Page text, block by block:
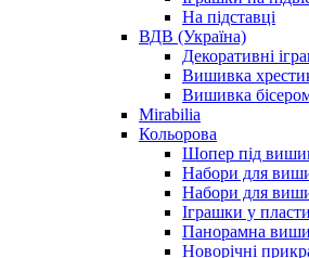
На підставці
ВДВ (Україна)
Декоративні
Вишивка
Вишивка
Mirabilia
Кольорова
Шопер під
Набори для
Набори для
Іграшки у
Панорамна
Новорічні